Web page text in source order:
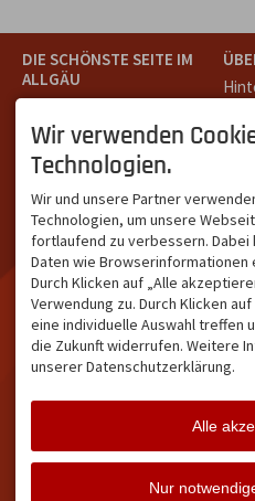
DIE SCHÖNSTE SEITE IM
ALLGÄU
Teil des Oberallgäus. Es
verbindet die Tourismus-
Destinationen Oberstdorf,
Kleinwalsertal und beliebte
Urlaubsziele wie die
Hörnerdörfer, Alpsee-
Grünten, Oberstaufen oder
Wertach im Allgäu.
Facebook
Wir verwenden
Technologien.
Wir und unsere Partner
Technologien, um unsere
fortlaufend zu verbessern.
Daten wie
Durch Klicken auf „Alle
Verwendung zu. Durch Klicken
eine individuelle Auswahl treffen
die Zukunft widerrufen. Weitere
unserer Datenschutzerklärung.
Alle
Nur